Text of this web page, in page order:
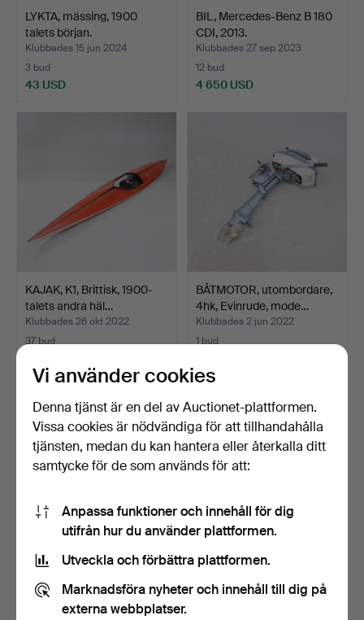
LYKTA, mässing, 1900
talets början.
Klubbades 15 jun 2024
3 bud
43 USD
BIL, Mercedes-Benz B 180
CDI, 2013.
Klubbades 27 sep 2023
12 bud
4 650 USD
KAJAK, K1, Brittisk, 1900-
talets andra häl…
Klubbades 26 okt 2022
37 bud
BÅTMOTOR, utombordare,
4hk, Evinrude, mode…
Klubbades 2 jun 2022
1 bud
TRAKTOR, Volvo BM ”Mini”
831, 1970-tal.
Klubbades 31 mar 2022
BIL, Opel Astra Sport
Klubbades 22 dec 2021
Vi använder cookies
Denna tjänst är en del av Auctionet-plattformen.
Vissa cookies är nödvändiga för att tillhandahålla
tjänsten, medan du kan hantera eller återkalla ditt
samtycke för de som används för att:
Anpassa funktioner och innehåll för dig
utifrån hur du använder plattformen.
Utveckla och förbättra plattformen.
Marknadsföra nyheter och innehåll till dig på
externa webbplatser.